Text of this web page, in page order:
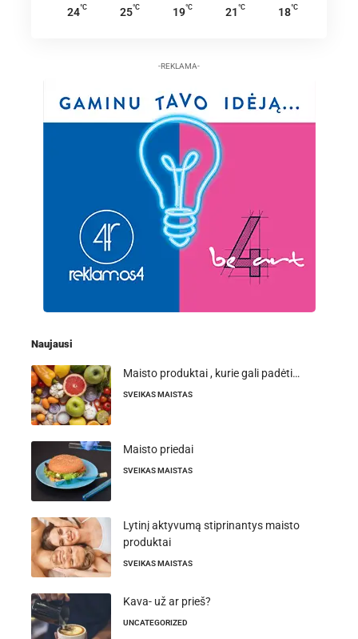
24°C 25°C 19°C 21 °C 18°C
-REKLAMA-
Naujausi
Maisto produktai , kurie gali padėti…
SVEIKAS MAISTAS
Maisto priedai
SVEIKAS MAISTAS
Lytinį aktyvumą stiprinantys maisto
produktai
SVEIKAS MAISTAS
Kava- už ar prieš?
UNCATEGORIZED